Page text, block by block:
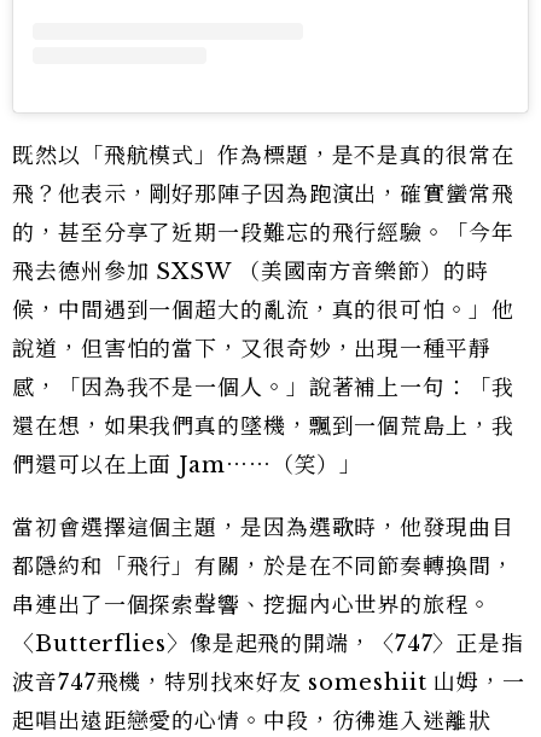
既然以「飛航模式」作為標題，是不是真的很常在
飛？他表示，剛好那陣子因為跑演出，確實蠻常飛
的，甚至分享了近期一段難忘的飛行經驗。「今年
飛去德州參加 SXSW （美國南方音樂節）的時
候，中間遇到一個超大的亂流，真的很可怕。」他
說道，但害怕的當下，又很奇妙，出現一種平靜
感，「因為我不是一個人。」說著補上一句：「我
還在想，如果我們真的墜機，飄到一個荒島上，我
們還可以在上面 Jam⋯⋯（笑）」
當初會選擇這個主題，是因為選歌時，他發現曲目
都隱約和「飛行」有關，於是在不同節奏轉換間，
串連出了一個探索聲響、挖掘內心世界的旅程。
〈Butterflies〉像是起飛的開端，〈747〉正是指
波音747飛機，特別找來好友 someshiit 山姆，一
起唱出遠距戀愛的心情。中段，彷彿進入迷離狀